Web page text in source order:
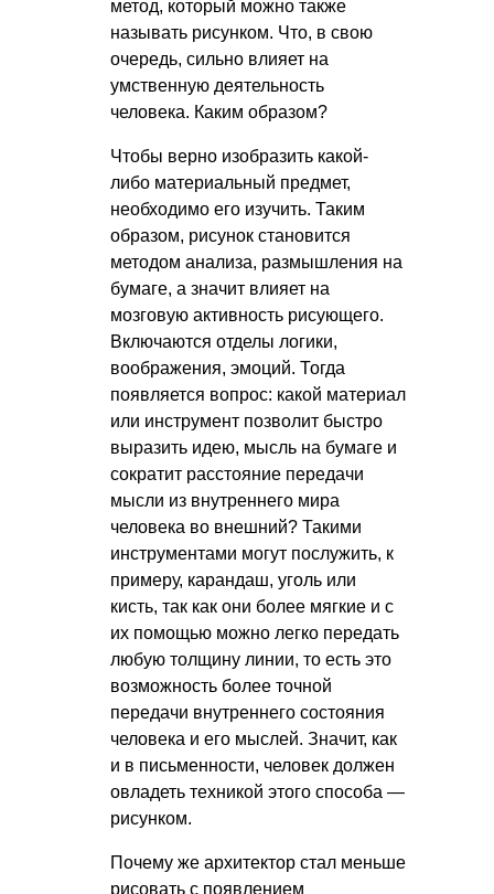
метод, который можно также
называть рисунком. Что, в свою
очередь, сильно влияет на
умственную деятельность
человека. Каким образом?
Чтобы верно изобразить какой-
либо материальный предмет,
необходимо его изучить. Таким
образом, рисунок становится
методом анализа, размышления на
бумаге, а значит влияет на
мозговую активность рисующего.
Включаются отделы логики,
воображения, эмоций. Тогда
появляется вопрос: какой материал
или инструмент позволит быстро
выразить идею, мысль на бумаге и
сократит расстояние передачи
мысли из внутреннего мира
человека во внешний? Такими
инструментами могут послужить, к
примеру, карандаш, уголь или
кисть, так как они более мягкие и с
их помощью можно легко передать
любую толщину линии, то есть это
возможность более точной
передачи внутреннего состояния
человека и его мыслей. Значит, как
и в письменности, человек должен
овладеть техникой этого способа —
рисунком.
Почему же архитектор стал меньше
рисовать с появлением